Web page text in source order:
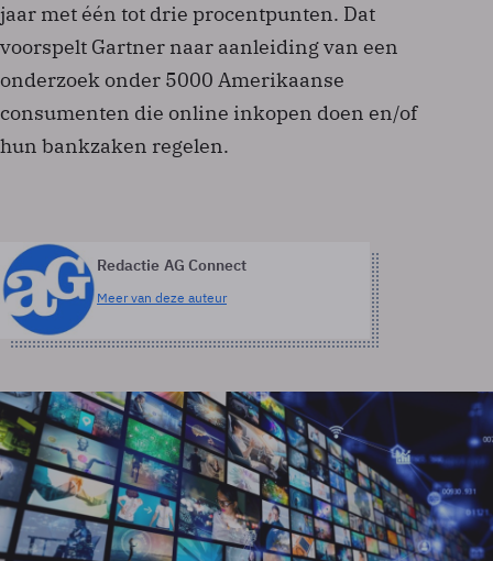
jaar met één tot drie procentpunten. Dat
voorspelt Gartner naar aanleiding van een
onderzoek onder 5000 Amerikaanse
consumenten die online inkopen doen en/of
hun bankzaken regelen.
Redactie AG Connect
Meer van deze auteur